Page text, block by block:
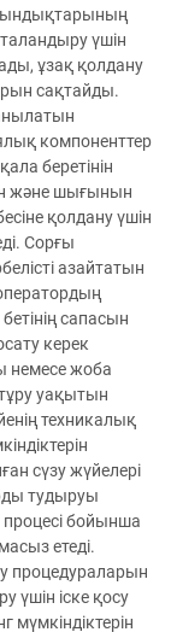
үшін
ұзақ қолдану
сақтайды.
компоненттер
беретінін
және шығынын
қолдану үшін
Сорғы
азайтатын
сапасын
керек
немесе жоба
уақытын
техникалық
сүзу жүйелері
тудыруы
бойынша
етеді.
процедураларын
үшін іске қосу